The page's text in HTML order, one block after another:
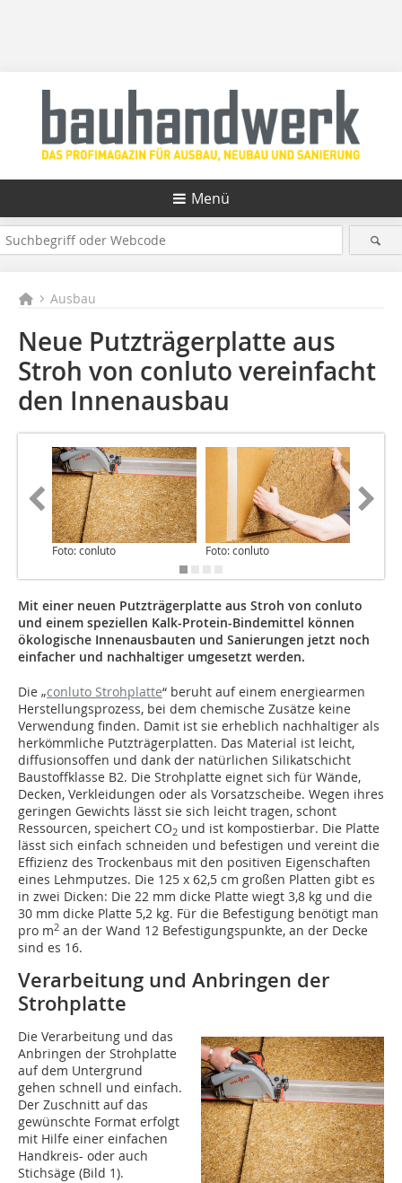
Menü
Ausbau
Neue Putzträgerplatte aus
Stroh von conluto vereinfacht
den Innenausbau
Foto: conluto Foto: conluto
Mit einer neuen Putzträgerplatte aus Stroh von conluto
und einem speziellen Kalk-Protein-Bindemittel können
ökologische Innenausbauten und Sanierungen jetzt noch
einfacher und nachhaltiger umgesetzt werden.
Die „conluto Strohplatte“ beruht auf einem energiearmen
Herstellungsprozess, bei dem chemische Zusätze keine
Verwendung finden. Damit ist sie erheblich nachhaltiger als
herkömmliche Putzträgerplatten. Das Material ist leicht,
diffusionsoffen und dank der natürlichen Silikatschicht
Baustoffklasse B2. Die Strohplatte eignet sich für Wände,
Decken, Verkleidungen oder als Vorsatzscheibe. Wegen ihres
geringen Gewichts lässt sie sich leicht tragen, schont
Ressourcen, speichert CO2 und ist kompostierbar. Die Platte
lässt sich einfach schneiden und befestigen und vereint die
Effizienz des Trockenbaus mit den positiven Eigenschaften
eines Lehmputzes. Die 125 x 62,5 cm großen Platten gibt es
in zwei Dicken: Die 22 mm dicke Platte wiegt 3,8 kg und die
30 mm dicke Platte 5,2 kg. Für die Befestigung benötigt man
pro m2 an der Wand 12 Befestigungspunkte, an der Decke
sind es 16.
Verarbeitung und Anbringen der
Strohplatte
Die Verarbeitung und das
Anbringen der Strohplatte
auf dem Untergrund
gehen schnell und einfach.
Der Zuschnitt auf das
gewünschte Format erfolgt
mit Hilfe einer einfachen
Handkreis- oder auch
Stichsäge (Bild 1).